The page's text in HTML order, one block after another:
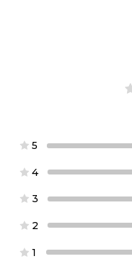
5
4
3
2
1